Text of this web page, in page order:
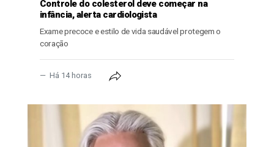
Controle do colesterol deve começar na
infância, alerta cardiologista
Exame precoce e estilo de vida saudável protegem o
coração
Há 14 horas